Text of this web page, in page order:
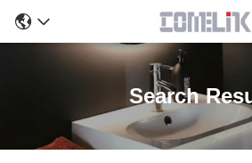
Search